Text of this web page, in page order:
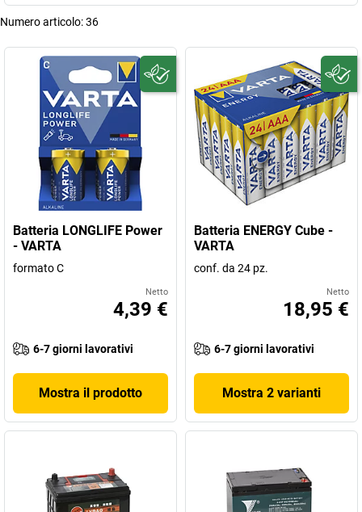
Numero articolo:36
Batteria LONGLIFE Power
- VARTA
formato C
Netto
4,39 €
6-7 giorni lavorativi
Mostra il prodotto
Batteria ENERGY Cube -
VARTA
conf. da 24 pz.
Netto
18,95 €
6-7 giorni lavorativi
Mostra 2 varianti